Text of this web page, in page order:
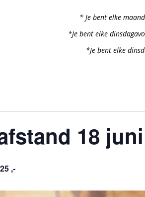
* Je bent elke
*Je bent elke
*Je bent elke
18
,-